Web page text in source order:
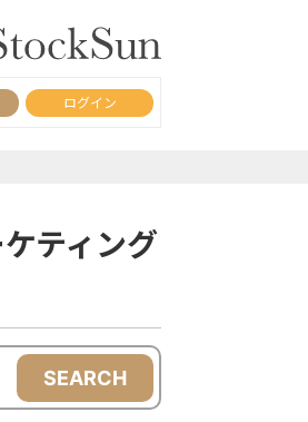
ログイン
ティング
SEARCH